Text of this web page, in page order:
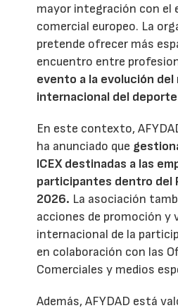
mayor integración con el
comercial europeo. La
pretende ofrecer más
encuentro entre
evento a la evolución del
internacional del
En este contexto,
ha anunciado que
ICEX destinadas a las
participantes dentro del
2026. La asociación
acciones de promoción y
internacional de la
en colaboración con las
Comerciales y medios
Además, AFYDAD está